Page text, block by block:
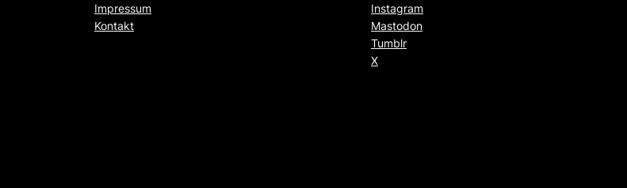
Impressum
Kontakt
Instagram
Mastodon
Tumblr
X